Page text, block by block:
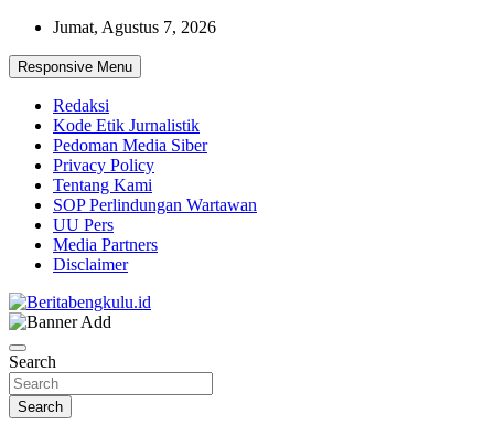
Skip
content
Jumat, Agustus 7, 2026
Responsive Menu
Redaksi
Kode Etik Jurnalistik
Pedoman Media Siber
Privacy Policy
Tentang Kami
SOP Perlindungan Wartawan
UU Pers
Media Partners
Disclaimer
Beritabengkulu.id
Search
Search